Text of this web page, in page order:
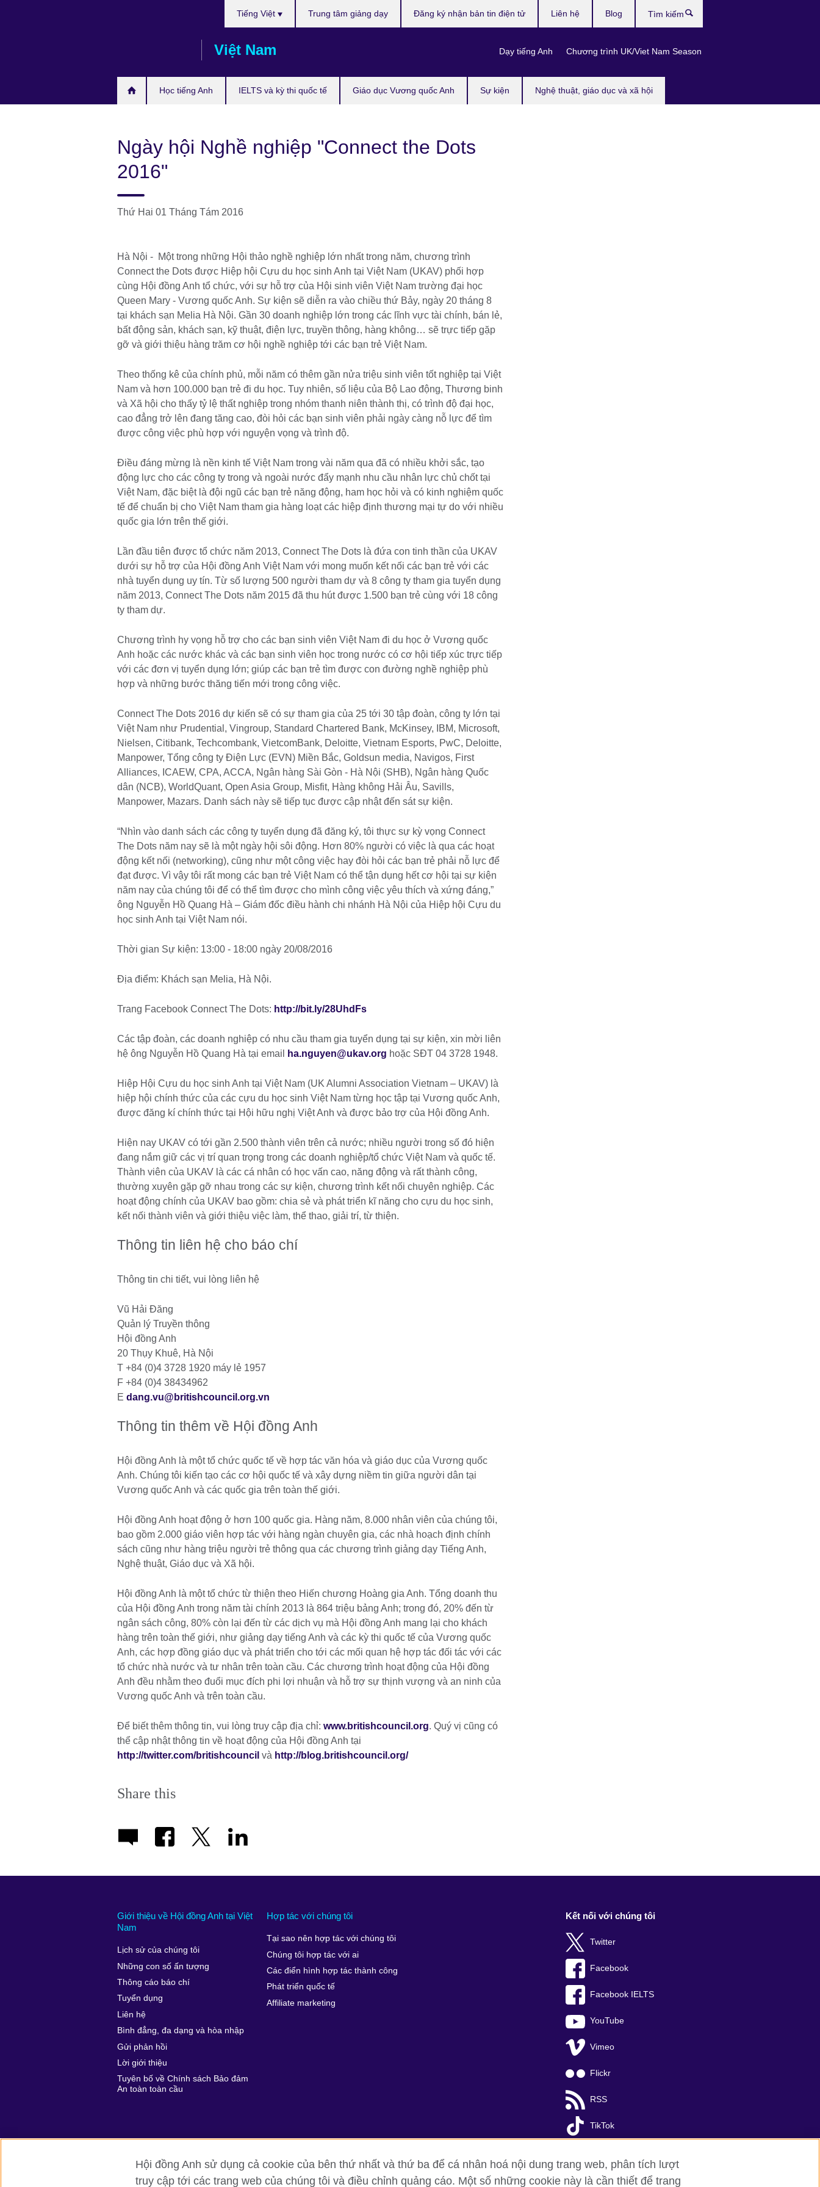
Việt Nam
Học tiếng Anh IELTS và kỳ thi quốc tế Giáo dục Vương quốc Anh Sự kiện Nghệ thuật, giáo dục và xã hội
Tiếng Việt
Dạy tiếng Anh Chương trình UK/Viet Nam Season
Trung tâm giảng dạy Đăng ký nhận bản tin điện tử Liên hệ Blog
kiếm
Ngày hội Nghề nghiệp "Connect the Dots
2016"
Thứ Hai 01 Tháng Tám 2016
Hà Nội - Một trong những Hội thảo nghề nghiệp lớn nhất trong năm, chương trình
Connect the Dots được Hiệp hội Cựu du học sinh Anh tại Việt Nam (UKAV) phối hợp
cùng Hội đồng Anh tổ chức, với sự hỗ trợ của Hội sinh viên Việt Nam trường đại học
Queen Mary - Vương quốc Anh. Sự kiện sẽ diễn ra vào chiều thứ Bảy, ngày 20 tháng 8
tại khách sạn Melia Hà Nội. Gần 30 doanh nghiệp lớn trong các lĩnh vực tài chính, bán lẻ,
bất động sản, khách sạn, kỹ thuật, điện lực, truyền thông, hàng không… sẽ trực tiếp gặp
gỡ và giới thiệu hàng trăm cơ hội nghề nghiệp tới các bạn trẻ Việt Nam.
Theo thống kê của chính phủ, mỗi năm có thêm gần nửa triệu sinh viên tốt nghiệp tại Việt
Nam và hơn 100.000 bạn trẻ đi du học. Tuy nhiên, số liệu của Bộ Lao động, Thương binh
và Xã hội cho thấy tỷ lệ thất nghiệp trong nhóm thanh niên thành thị, có trình độ đại học,
cao đẳng trở lên đang tăng cao, đòi hỏi các bạn sinh viên phải ngày càng nỗ lực để tìm
được công việc phù hợp với nguyện vọng và trình độ.
Điều đáng mừng là nền kinh tế Việt Nam trong vài năm qua đã có nhiều khởi sắc, tạo
động lực cho các công ty trong và ngoài nước đẩy mạnh nhu cầu nhân lực chủ chốt tại
Việt Nam, đặc biệt là đội ngũ các bạn trẻ năng động, ham học hỏi và có kinh nghiệm quốc
tế để chuẩn bị cho Việt Nam tham gia hàng loạt các hiệp định thương mại tự do với nhiều
quốc gia lớn trên thế giới.
Lần đầu tiên được tổ chức năm 2013, Connect The Dots là đứa con tinh thần của UKAV
dưới sự hỗ trợ của Hội đồng Anh Việt Nam với mong muốn kết nối các bạn trẻ với các
nhà tuyển dụng uy tín. Từ số lượng 500 người tham dự và 8 công ty tham gia tuyển dụng
năm 2013, Connect The Dots năm 2015 đã thu hút được 1.500 bạn trẻ cùng với 18 công
ty tham dự.
Chương trình hy vọng hỗ trợ cho các bạn sinh viên Việt Nam đi du học ở Vương quốc
Anh hoặc các nước khác và các bạn sinh viên học trong nước có cơ hội tiếp xúc trực tiếp
với các đơn vị tuyển dụng lớn; giúp các bạn trẻ tìm được con đường nghề nghiệp phù
hợp và những bước thăng tiến mới trong công việc.
Connect The Dots 2016 dự kiến sẽ có sự tham gia của 25 tới 30 tập đoàn, công ty lớn tại
Việt Nam như Prudential, Vingroup, Standard Chartered Bank, McKinsey, IBM, Microsoft,
Nielsen, Citibank, Techcombank, VietcomBank, Deloitte, Vietnam Esports, PwC, Deloitte,
Manpower, Tổng công ty Điện Lực (EVN) Miền Bắc, Goldsun media, Navigos, First
Alliances, ICAEW, CPA, ACCA, Ngân hàng Sài Gòn - Hà Nội (SHB), Ngân hàng Quốc
dân (NCB), WorldQuant, Open Asia Group, Misfit, Hàng không Hải Âu, Savills,
Manpower, Mazars. Danh sách này sẽ tiếp tục được cập nhật đến sát sự kiện.
“Nhìn vào danh sách các công ty tuyển dụng đã đăng ký, tôi thực sự kỳ vọng Connect
The Dots năm nay sẽ là một ngày hội sôi động. Hơn 80% người có việc là qua các hoạt
động kết nối (networking), cũng như một công việc hay đòi hỏi các bạn trẻ phải nỗ lực để
đạt được. Vì vậy tôi rất mong các bạn trẻ Việt Nam có thể tận dụng hết cơ hội tại sự kiện
năm nay của chúng tôi để có thể tìm được cho mình công việc yêu thích và xứng đáng,”
ông Nguyễn Hồ Quang Hà – Giám đốc điều hành chi nhánh Hà Nội của Hiệp hội Cựu du
học sinh Anh tại Việt Nam nói.
Thời gian Sự kiện: 13:00 - 18:00 ngày 20/08/2016
Địa điểm: Khách sạn Melia, Hà Nội.
Trang Facebook Connect The Dots: http://bit.ly/28UhdFs
Các tập đoàn, các doanh nghiệp có nhu cầu tham gia tuyển dụng tại sự kiện, xin mời liên
hệ ông Nguyễn Hồ Quang Hà tại email
ha.nguyen@ukav.org hoặc SĐT 04 3728 1948.
Hiệp Hội Cựu du học sinh Anh tại Việt Nam (UK Alumni Association Vietnam – UKAV) là
hiệp hội chính thức của các cựu du học sinh Việt Nam từng học tập tại Vương quốc Anh,
được đăng kí chính thức tại Hội hữu nghị Việt Anh và được bảo trợ của Hội đồng Anh.
Hiện nay UKAV có tới gần 2.500 thành viên trên cả nước; nhiều người trong số đó hiện
đang nắm giữ các vị trí quan trọng trong các doanh nghiệp/tổ chức Việt Nam và quốc tế.
Thành viên của UKAV là các cá nhân có học vấn cao, năng động và rất thành công,
thường xuyên gặp gỡ nhau trong các sự kiện, chương trình kết nối chuyên nghiệp. Các
hoạt động chính của UKAV bao gồm: chia sẻ và phát triển kĩ năng cho cựu du học sinh,
kết nối thành viên và giới thiệu việc làm, thể thao, giải trí, từ thiện.
Thông tin liên hệ cho báo chí
Thông tin chi tiết, vui lòng liên hệ
Vũ Hải Đăng
Quản lý Truyền thông
Hội đồng Anh
20 Thụy Khuê, Hà Nội
T +84 (0)4 3728 1920 máy lẻ 1957
F +84 (0)4 38434962
E dang.vu@britishcouncil.org.vn
Thông tin thêm về Hội đồng Anh
Hội đồng Anh là một tổ chức quốc tế về hợp tác văn hóa và giáo dục của Vương quốc
Anh. Chúng tôi kiến tạo các cơ hội quốc tế và xây dựng niềm tin giữa người dân tại
Vương quốc Anh và các quốc gia trên toàn thế giới.
Hội đồng Anh hoạt động ở hơn 100 quốc gia. Hàng năm, 8.000 nhân viên của chúng tôi,
bao gồm 2.000 giáo viên hợp tác với hàng ngàn chuyên gia, các nhà hoạch định chính
sách cũng như hàng triệu người trẻ thông qua các chương trình giảng dạy Tiếng Anh,
Nghệ thuật, Giáo dục và Xã hội.
Hội đồng Anh là một tổ chức từ thiện theo Hiến chương Hoàng gia Anh. Tổng doanh thu
của Hội đồng Anh trong năm tài chính 2013 là 864 triệu bảng Anh; trong đó, 20% đến từ
ngân sách công, 80% còn lại đến từ các dịch vụ mà Hội đồng Anh mang lại cho khách
hàng trên toàn thế giới, như giảng dạy tiếng Anh và các kỳ thi quốc tế của Vương quốc
Anh, các hợp đồng giáo dục và phát triển cho tới các mối quan hệ hợp tác đối tác với các
tổ chức nhà nước và tư nhân trên toàn cầu. Các chương trình hoạt động của Hội đồng
Anh đều nhằm theo đuổi mục đích phi lợi nhuận và hỗ trợ sự thịnh vượng và an ninh của
Vương quốc Anh và trên toàn cầu.
Để biết thêm thông tin, vui lòng truy cập địa chỉ: www.britishcouncil.org. Quý vị cũng có
thể cập nhật thông tin về hoạt động của Hội đồng Anh tại
http://twitter.com/britishcouncil và http://blog.britishcouncil.org/
Share this
Giới thiệu về Hội đồng Anh tại Việt
Nam
Lịch sử của chúng tôi
Những con số ấn tượng
Thông cáo báo chí
Tuyển dụng
Liên hệ
Bình đẳng, đa dạng và hòa nhập
Gửi phản hồi
Lời giới thiệu
Tuyên bố về Chính sách Bảo đảm
An toàn toàn cầu
Hợp tác với chúng tôi
Tại sao nên hợp tác với chúng tôi
Chúng tôi hợp tác với ai
Các điển hình hợp tác thành công
Phát triển quốc tế
Affiliate marketing
Kết nối với chúng tôi
Twitter
Facebook
Facebook IELTS
YouTube
Vimeo
Flickr
RSS
TikTok
Hội đồng Anh sử dụng cả cookie của bên thứ nhất và thứ ba để cá nhân hoá nội dung trang web, phân tích lượt
truy cập tới các trang web của chúng tôi và điều chỉnh quảng cáo. Một số những cookie này là cần thiết để trang